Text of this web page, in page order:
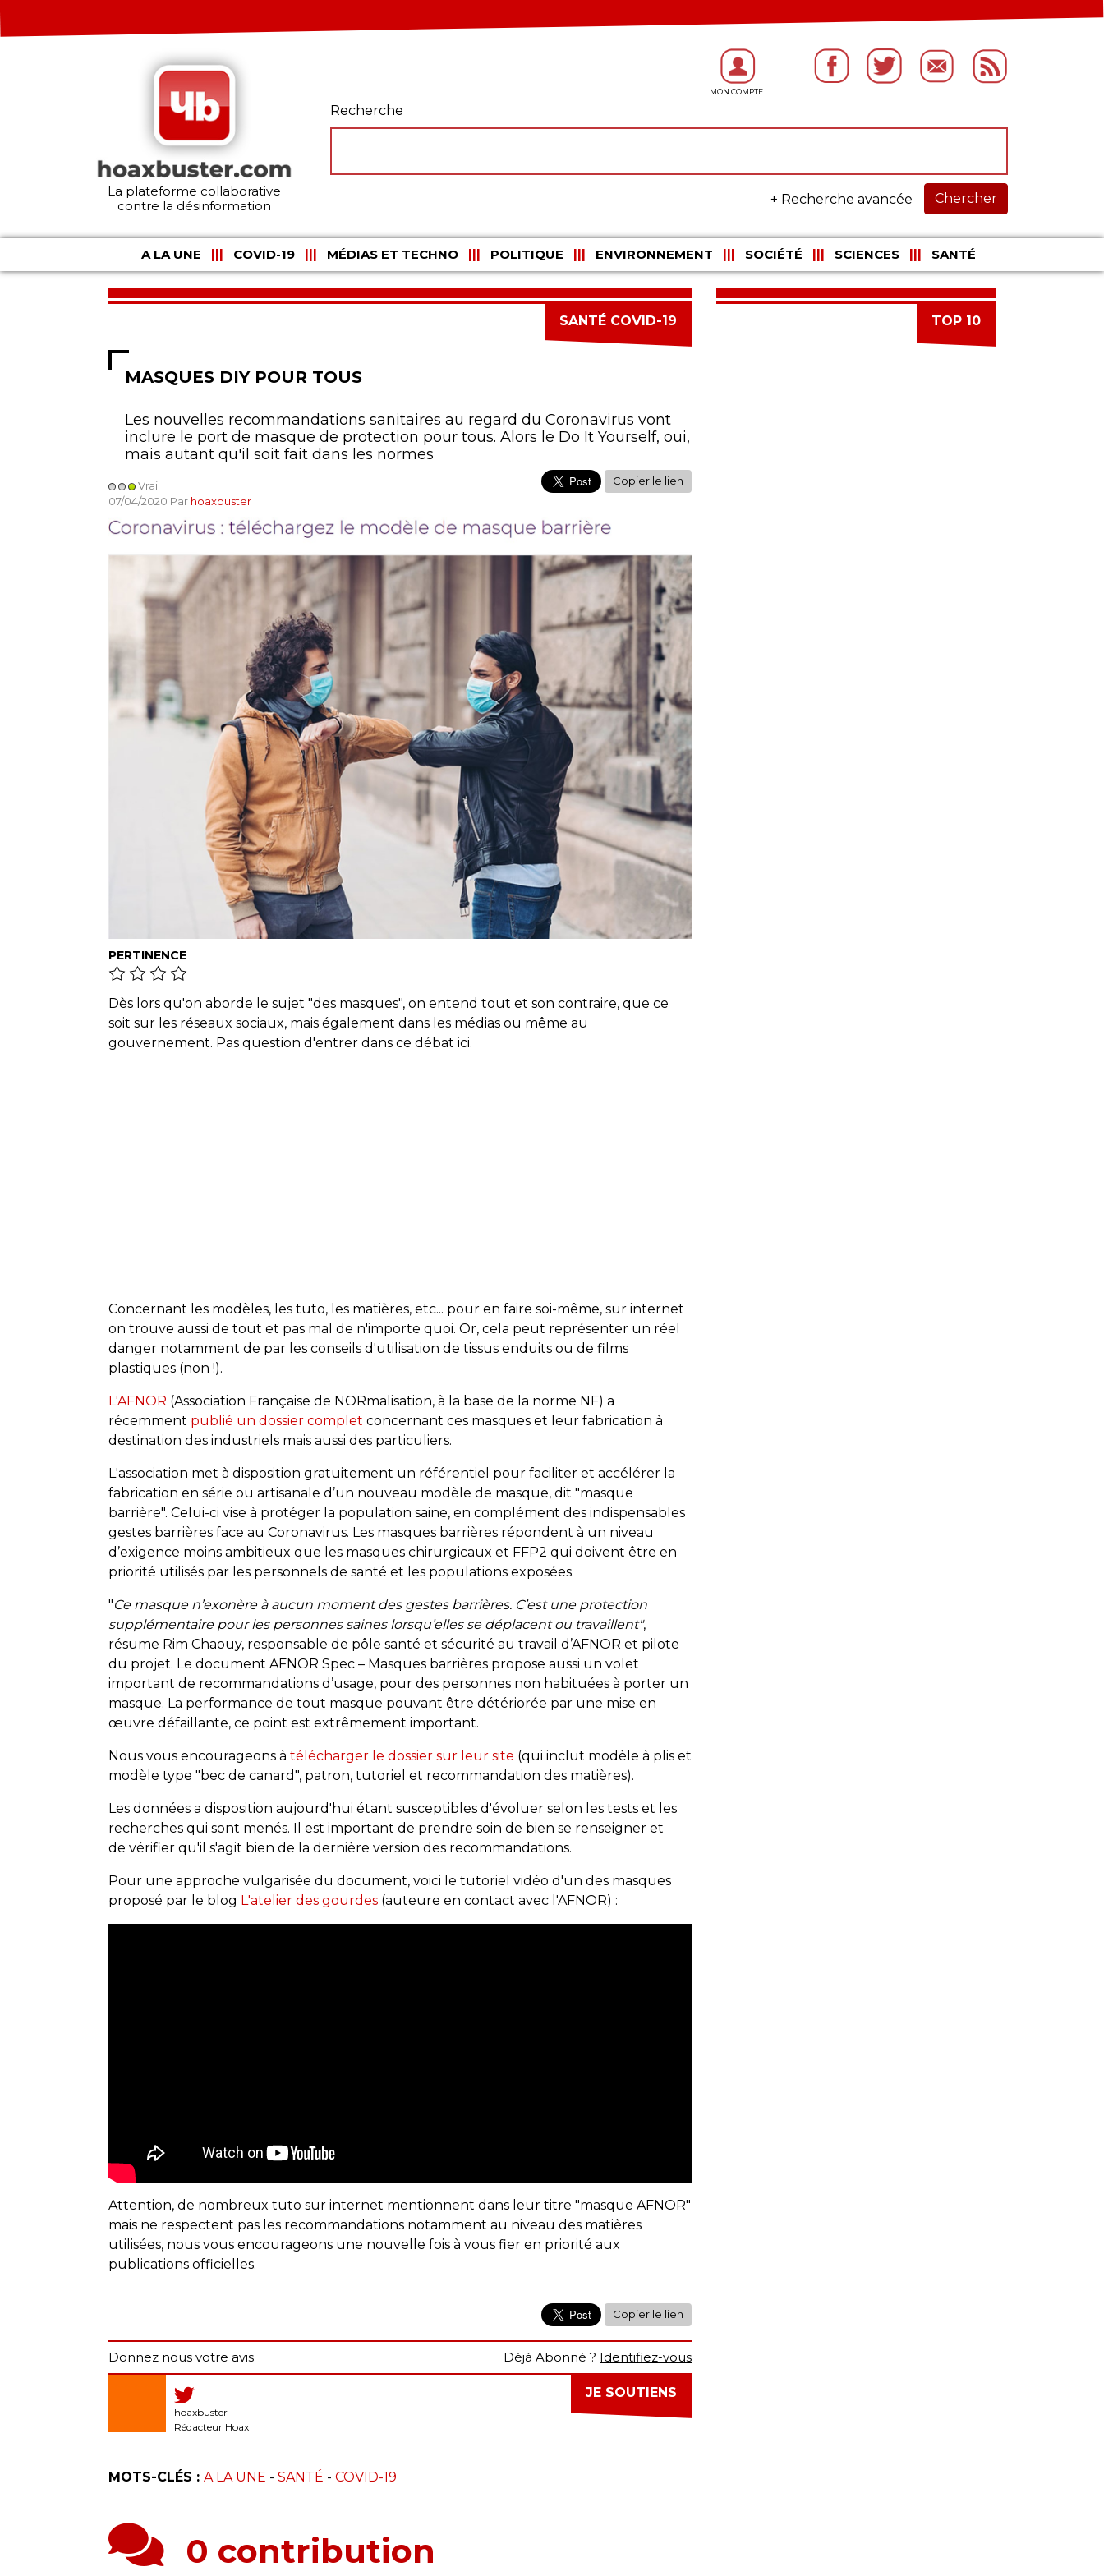
La plateforme collaborative
contre la désinformation
Recherche
Chercher
+ Recherche avancée
A LA UNE COVID-19 MÉDIAS ET TECHNO POLITIQUE ENVIRONNEMENT SOCIÉTÉ SCIENCES SANTÉ
SANTÉ COVID-19
MASQUES DIY POUR TOUS
Les nouvelles recommandations sanitaires au regard du Coronavirus vont
inclure le port de masque de protection pour tous. Alors le Do It Yourself, oui,
mais autant qu'il soit fait dans les normes
Vrai
07/04/2020 Par hoaxbuster
Copier le lien
PERTINENCE
Dès lors qu'on aborde le sujet "des masques", on entend tout et son contraire, que ce
soit sur les réseaux sociaux, mais également dans les médias ou même au
gouvernement. Pas question d'entrer dans ce débat ici.
Concernant les modèles, les tuto, les matières, etc... pour en faire soi-même, sur internet
on trouve aussi de tout et pas mal de n'importe quoi. Or, cela peut représenter un réel
danger notamment de par les conseils d'utilisation de tissus enduits ou de films
plastiques (non !).
L'AFNOR (Association Française de NORmalisation, à la base de la norme NF) a
récemment publié un dossier complet concernant ces masques et leur fabrication à
destination des industriels mais aussi des particuliers.
L'association met à disposition gratuitement un référentiel pour faciliter et accélérer la
fabrication en série ou artisanale d’un nouveau modèle de masque, dit "masque
barrière". Celui-ci vise à protéger la population saine, en complément des indispensables
gestes barrières face au Coronavirus. Les masques barrières répondent à un niveau
d’exigence moins ambitieux que les masques chirurgicaux et FFP2 qui doivent être en
priorité utilisés par les personnels de santé et les populations exposées.
"Ce masque n’exonère à aucun moment des gestes barrières. C’est une protection
supplémentaire pour les personnes saines lorsqu’elles se déplacent ou travaillent",
résume Rim Chaouy, responsable de pôle santé et sécurité au travail d’AFNOR et pilote
du projet. Le document AFNOR Spec – Masques barrières propose aussi un volet
important de recommandations d’usage, pour des personnes non habituées à porter un
masque. La performance de tout masque pouvant être détériorée par une mise en
œuvre défaillante, ce point est extrêmement important.
Nous vous encourageons à télécharger le dossier sur leur site (qui inclut modèle à plis et
modèle type "bec de canard", patron, tutoriel et recommandation des matières).
Les données a disposition aujourd'hui étant susceptibles d'évoluer selon les tests et les
recherches qui sont menés. Il est important de prendre soin de bien se renseigner et
de vérifier qu'il s'agit bien de la dernière version des recommandations.
Pour une approche vulgarisée du document, voici le tutoriel vidéo d'un des masques
proposé par le blog L'atelier des gourdes (auteure en contact avec l'AFNOR) :
Attention, de nombreux tuto sur internet mentionnent dans leur titre "masque AFNOR"
mais ne respectent pas les recommandations notamment au niveau des matières
utilisées, nous vous encourageons une nouvelle fois à vous fier en priorité aux
publications officielles.
Copier le lien
Donnez nous votre avis Déjà Abonné ? Identifiez-vous
JE SOUTIENS
hoaxbuster
Rédacteur Hoax
MOTS-CLÉS : A LA UNE - SANTÉ - COVID-19
0 contribution
TOP 10